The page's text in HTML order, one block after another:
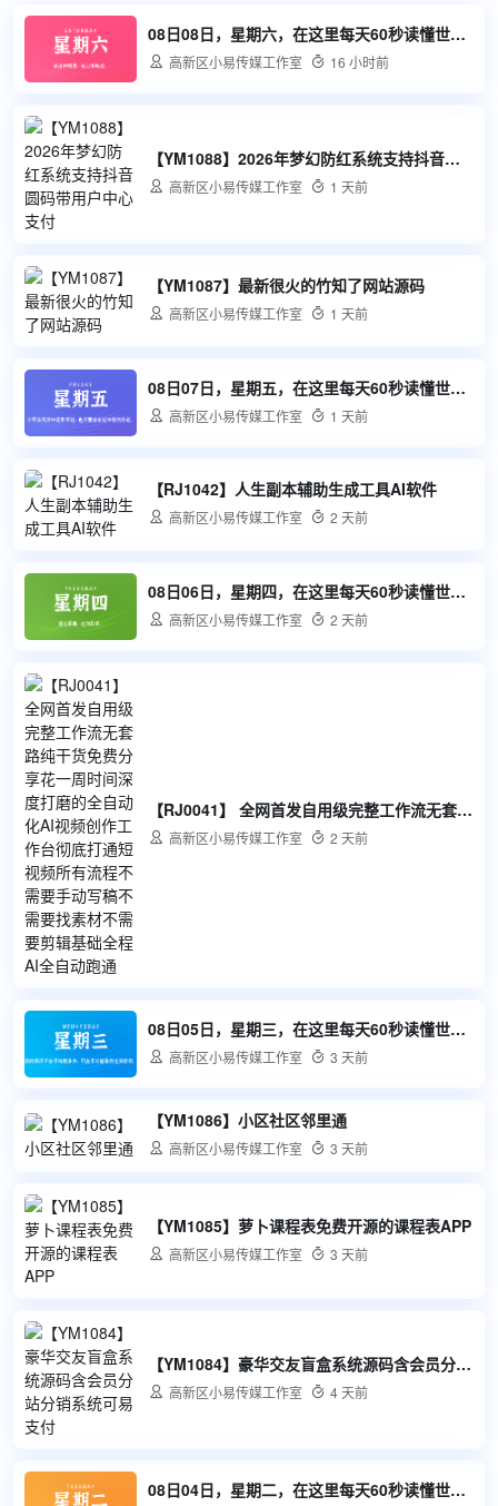
08日08日，星期六，在这里每天60秒读懂世界！
 高新区小易传媒工作室  16 小时前
【YM1088】2026年梦幻防红系统支持抖音圆码带用户中心支付
 高新区小易传媒工作室  1 天前
【YM1087】最新很火的竹知了网站源码
 高新区小易传媒工作室  1 天前
08日07日，星期五，在这里每天60秒读懂世界！
 高新区小易传媒工作室  1 天前
【RJ1042】人生副本辅助生成工具AI软件
 高新区小易传媒工作室  2 天前
08日06日，星期四，在这里每天60秒读懂世界！
 高新区小易传媒工作室  2 天前
【RJ0041】 全网首发自用级完整工作流无套路纯干货免费分享花一周时间深度打磨的全自动化AI视频创作工作台彻底打通短视频所有流程不需要手动写稿不需要找素材不需要剪辑基础全程AI全自动跑通
 高新区小易传媒工作室  2 天前
08日05日，星期三，在这里每天60秒读懂世界！
 高新区小易传媒工作室  3 天前
【YM1086】小区社区邻里通
 高新区小易传媒工作室  3 天前
【YM1085】萝卜课程表免费开源的课程表APP
 高新区小易传媒工作室  3 天前
【YM1084】豪华交友盲盒系统源码含会员分站分销系统可易支付
 高新区小易传媒工作室  4 天前
08日04日，星期二，在这里每天60秒读懂世界！